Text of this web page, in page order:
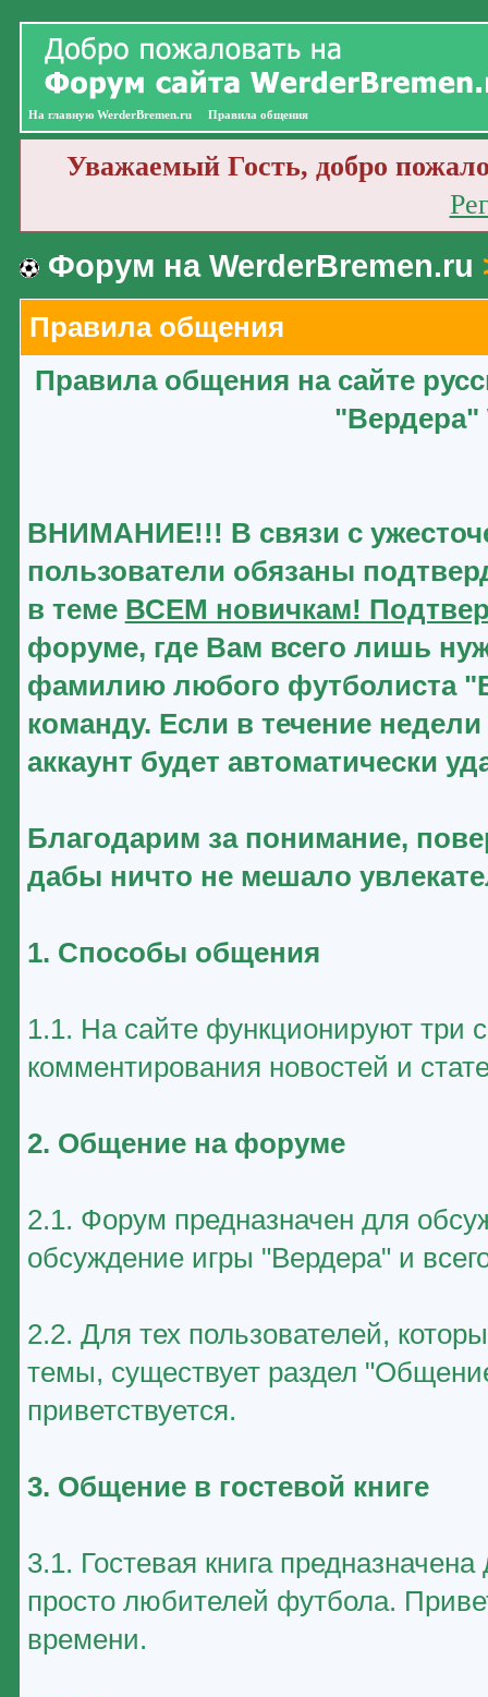
На главную WerderBremen.ru Правила общения
Уважаемый Гость, добро
Форум на WerderBremen.ru
Правила общения
Правила общения на сайте
"Вердера"
ВНИМАНИЕ!!! В связи с
пользователи обязаны
в теме ВСЕМ новичкам!
форуме, где Вам всего лишь
фамилию любого футболиста
команду. Если в течение
аккаунт будет автоматически
Благодарим за понимание,
дабы ничто не мешало
1. Способы общения
1.1. На сайте функционируют три
комментирования новостей и
2. Общение на форуме
2.1. Форум предназначен для
обсуждение игры "Вердера" и
2.2. Для тех пользователей,
темы, существует раздел
приветствуется.
3. Общение в гостевой книге
3.1. Гостевая книга
просто любителей футбола.
времени.